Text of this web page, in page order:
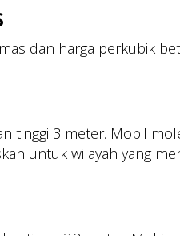
dan harga perkubik
tinggi 3 meter. Mobil
untuk wilayah yang